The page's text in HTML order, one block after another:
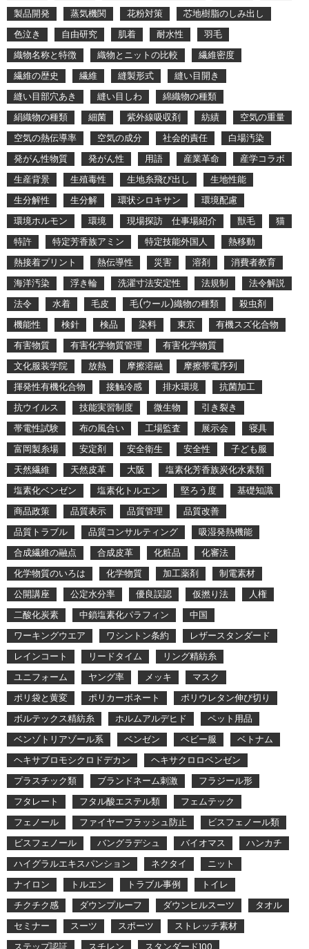
製品開発
蒸気機関 花粉対策
芯地樹脂のしみ出し
色泣き
自由研究 肌着 耐水性
羽毛
織物名称と特徴
織物とニットの比較
繊維密度
繊維の歴史
繊維 縫製形式
縫い目開き
縫い目部穴あき
縫い目しわ
綿織物の種類
絹織物の種類
細菌 紫外線吸収剤 紡績
空気の重量
空気の熱伝導率
空気の成分 社会的責任
白場汚染
発がん性物質
発がん性 用語 産業革命
産学コラボ
生産背景
生殖毒性 生地糸飛び出し
生地性能
生分解性
生分解 環状シロキサン
環境配慮
環境ホルモン
環境 現場探訪 仕事場紹介 獣毛
猫
特許
特定芳香族アミン 特定技能外国人
熱移動
熱接着プリント
熱伝導性 災害 溶剤
消費者教育
海洋汚染
浮き輪 洗濯寸法安定性 法規制
法令解説
法令
水着 毛皮 毛(ウール)織物の種類
殺虫剤
機能性
検針 検品 染料 東京
有機スズ化合物
有害物質
有害化学物質管理
有害化学物質
文化服装学院
放熱 摩擦溶融
摩擦帯電序列
揮発性有機化合物
接触冷感 排水環境
抗菌加工
抗ウイルス
技能実習制度 微生物
引き裂き
帯電性試験
布の風合い 工場監査 展示会
寝具
富岡製糸場
安定剤 安全衛生 安全性
子ども服
天然繊維
天然皮革 大阪
塩素化芳香族炭化水素類
塩素化ベンゼン
塩素化トルエン 堅ろう度
基礎知識
商品政策
品質表示 品質管理
品質改善
品質トラブル
品質コンサルティング
吸湿発熱機能
合成繊維の融点
合成皮革 化粧品
化審法
化学物質のいろは
化学物質 加工薬剤
制電素材
公開講座
公定水分率 優良誤認 仮撚り法
人権
二酸化炭素
中鎖塩素化パラフィン
中国
ワーキングウエア
ワシントン条約
レザースタンダード
レインコート
リードタイム
リング精紡糸
ユニフォーム
ヤング率 メッキ
マスク
ポリ袋と黄変
ポリカーボネート
ポリウレタン伸び切り
ボルテックス精紡糸
ホルムアルデヒド
ペット用品
ベンゾトリアゾール系
ベンゼン ベビー服
ベトナム
ヘキサブロモシクロドデカン
ヘキサクロロベンゼン
プラスチック類
ブランドネーム刺激
フラジール形
フタレート
フタル酸エステル類
フェムテック
フェノール
ファイヤーフラッシュ防止
ビスフェノール類
ビスフェノール
バングラデシュ バイオマス
ハンカチ
ハイグラルエキスパンション
ネクタイ
ニット
ナイロン
トルエン トラブル事例
トイレ
チクチク感
ダウンプルーフ ダウンヒルスーツ
タオル
セミナー
スーツ スポーツ
ストレッチ素材